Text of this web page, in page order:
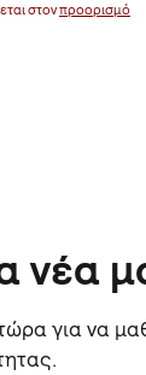
στονπροορισμό
νέα
για να